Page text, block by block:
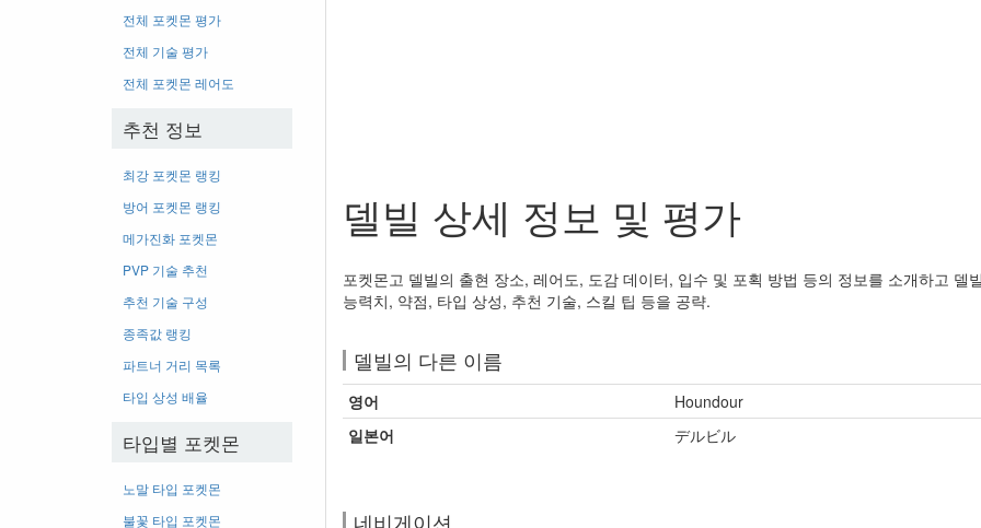
전체 포켓몬 평가
전체 기술 평가
전체 포켓몬 레어도
추천 정보
최강 포켓몬 랭킹
방어 포켓몬 랭킹
메가진화 포켓몬
PVP 기술 추천
추천 기술 구성
종족값 랭킹
파트너 거리 목록
타입 상성 배율
타입별 포켓몬
노말 타입 포켓몬
불꽃 타입 포켓몬
델빌 상세 정보 및 평가
포켓몬고 델빌의 출현 장소, 레어도, 도감 데이터, 입수 및 포획 방법 등의 정보를 소개하고 델
능력치, 약점, 타입 상성, 추천 기술, 스킬 팁 등을 공략.
델빌의 다른 이름
영어
Houndour
일본어
デルビル
네비게이션